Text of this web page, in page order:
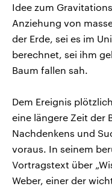
Idee zum
Anziehung von
der Erde, sei es im
berechnet, sei ihm
Baum fallen sah.
Dem Ereignis
eine längere Zeit der
Nachdenkens und
voraus. In seinem
Vortragstext über
Weber, einer der